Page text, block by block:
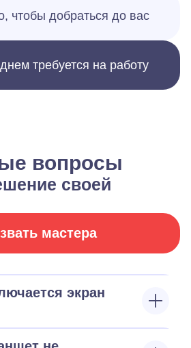
чтобы добраться до вас
требуется на работу
вопросы
своей
мастера
экран